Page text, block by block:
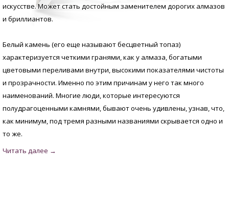
искусстве. Может стать достойным заменителем дорогих алмазов
и бриллиантов.
Белый камень (его еще называют бесцветный топаз)
характеризуется четкими гранями, как у алмаза, богатыми
цветовыми переливами внутри, высокими показателями чистоты
и прозрачности. Именно по этим причинам у него так много
наименований. Многие люди, которые интересуются
полудрагоценными камнями, бывают очень удивлены, узнав, что,
как минимум, под тремя разными названиями скрывается одно и
то же.